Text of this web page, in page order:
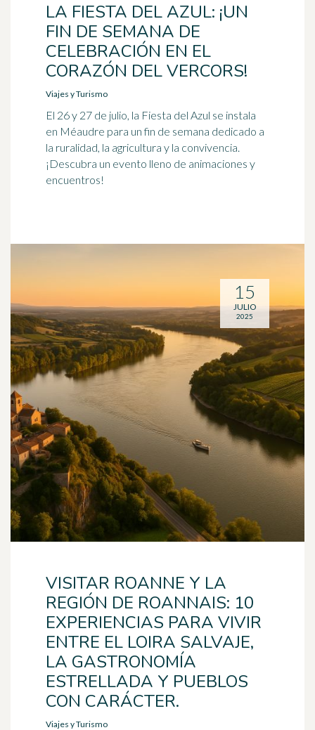
LA FIESTA DEL AZUL: ¡UN
FIN DE SEMANA DE
CELEBRACIÓN EN EL
CORAZÓN DEL VERCORS!
Viajes y Turismo
El 26 y 27 de julio, la Fiesta del Azul se instala
en Méaudre para un fin de semana dedicado a
la ruralidad, la agricultura y la convivencia.
¡Descubra un evento lleno de animaciones y
encuentros!
VISITAR ROANNE Y LA
REGIÓN DE ROANNAIS: 10
EXPERIENCIAS PARA VIVIR
ENTRE EL LOIRA SALVAJE,
LA GASTRONOMÍA
ESTRELLADA Y PUEBLOS
CON CARÁCTER.
Viajes y Turismo
15
JULIO
2025